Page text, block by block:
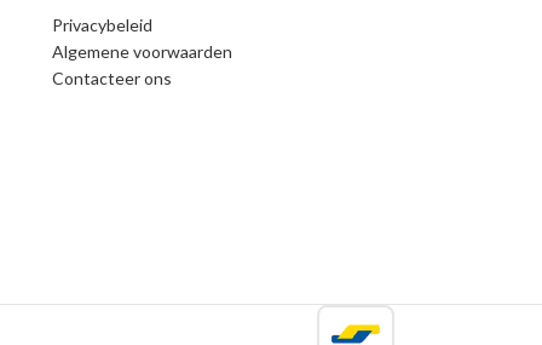
Privacybeleid
Algemene voorwaarden
Contacteer ons